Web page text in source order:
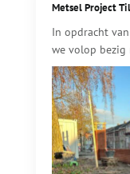
Metsel Project
In opdracht
we volop bezig